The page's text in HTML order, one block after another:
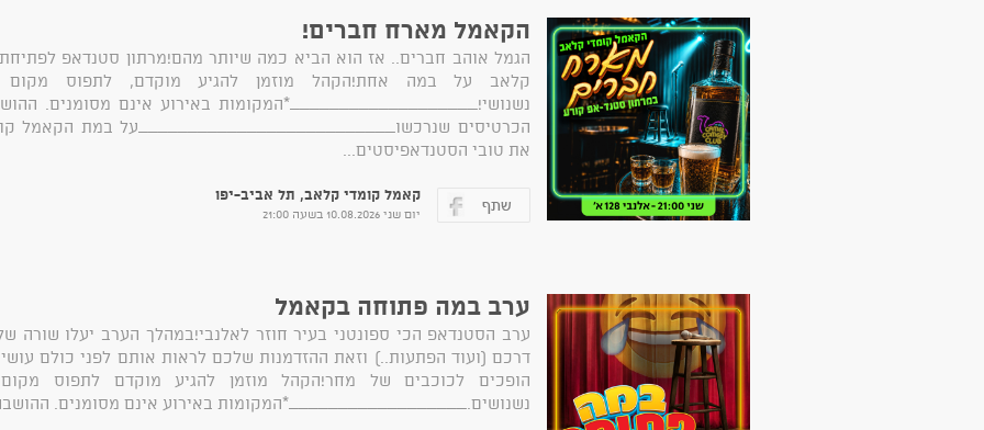
הקאמל מארח חברים!
הגמל אוהב חברים.. אז הוא הביא כמה שיותר מהם!מרתון סטנדאפ
קלאב על במה אחת!הקהל מוזמן להגיע מוקדם, לתפוס מקום
נשנושי!___________________*המקומות באירוע אינם מסומנים.
הכרטיסים שנרכשו__________________________על במת הקאמל
את טובי הסטנדאפיסטים...
קאמל קומדי קלאב, תל אביב-יפו
יום שני 10.08.2026 בשעה 21:00
ערב במה פתוחה בקאמל
ערב הסטנדאפ הכי ספונטני בעיר חוזר לאלנבי!במהלך הערב יעלו שורה
דרכם (ועוד הפתעות..) וזאת ההזדמנות שלכם לראות אותם לפני כולם
הופכים לכוכבים של מחר!הקהל מוזמן להגיע מוקדם לתפוס
נשנושים.__________________*המקומות באירוע אינם מסומנים.